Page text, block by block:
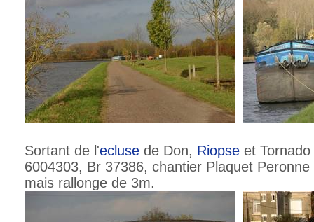
Sortant de l'ecluse de Don, Riopse et
6004303, Br 37386, chantier Plaquet
mais rallonge de 3m.